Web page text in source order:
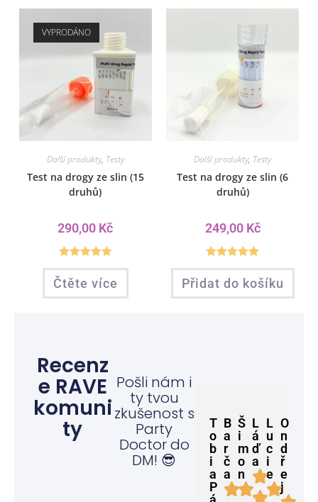
VYPRODÁNO
Další produkty, Testy
Test na drogy ze slin (15
druhů)
290,00 Kč
Hodnocení
4.83z 5
Čtěte více
Další produkty, Testy
Test na drogy ze slin (6
druhů)
249,00 Kč
Hodnocení
5.00z 5
Přidat do košíku
Recenz
e RAVE
komuni
ty
Pošli nám i
ty tvou
zkušenost s
Party
Doctor do
DM! 😎
T
o
b
i
a
P
B
a
r
č
a
Š
i
m
o
n
L
á
ď
a
L
u
c
i
e
O
n
d
ř
e
j